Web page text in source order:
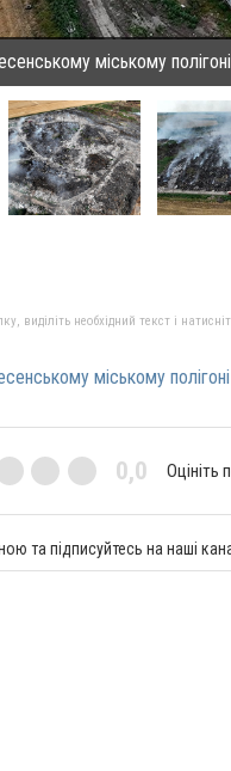
міському полігоні
виділіть необхідний текст і
міському полігоні
0,0 Оцініть
та підписуйтесь на наші